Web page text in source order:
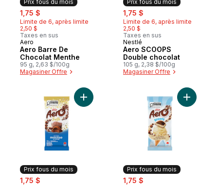
Prix fous du mois
sale:
1,75 $
Limite de 6, après limite
2,50 $
Taxes en sus
Prix fous du mois
Aero
Aero Barre De
Chocolat Menthe
95 g, 2,63 $/100g
Magasiner Offre
Prix fous du mois
sale:
1,75 $
Limite de 6, après limite
2,50 $
Taxes en sus
Prix fous du mois
Nestlé
Aero SCOOPS
Double chocolat
105 g, 2,38 $/100g
Magasiner Offre
Prix fous du mois
sale:
1,75 $
Ajouter Aero Barre De Chocolat Au Lait
Prix fous du mois
sale:
1,75 $
Ajouter